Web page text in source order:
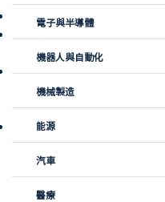
電子與半導體
機器人與自動化
機械製造
能源
汽車
醫療
行業：健康與保健、美容與護膚
生產）
挑戰：在缺乏完善商業基礎設
合作夥伴；作為獨立創業者，
複雜性。
解決方案：與擇冪科技合作，
作需求，無需嚴格的商業前提
挑戰：打造便捷